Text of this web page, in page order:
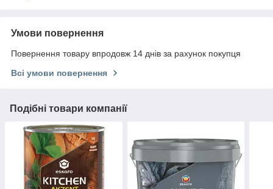
Умови повернення
Повернення товару впродовж 14 днів за рахунок покупця
Всі умови повернення
Подібні товари компанії